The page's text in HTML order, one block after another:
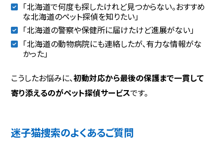
「北海道で何度も探したけれど見つからない。おすすめ
な北海道のペット探偵を知りたい」
「北海道の警察や保健所に届けたけど進展がない」
「北海道の動物病院にも連絡したが、有力な情報がな
かった」
こうしたお悩みに、初動対応から最後の保護まで一貫して
寄り添えるのがペット探偵サービスです。
迷子猫捜索のよくあるご質問